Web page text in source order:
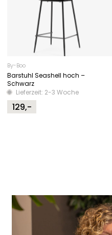
By-Boo
Barstuhl Seashell hoch –
Schwarz
Lieferzeit: 2-3 Woche
129,-